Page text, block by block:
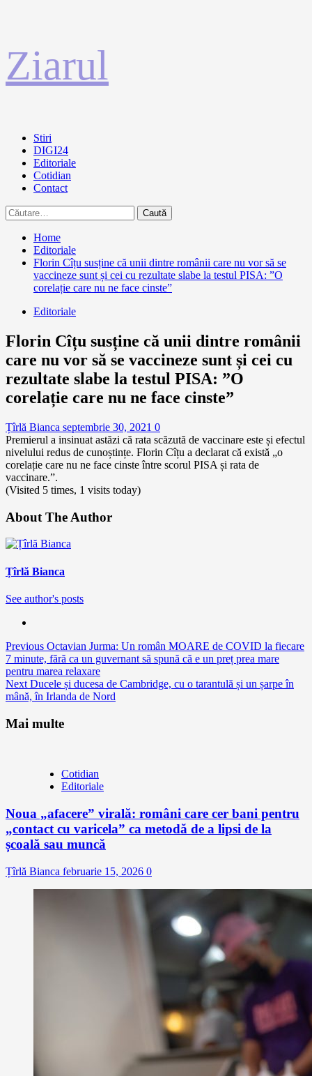
la
conținut
Ziarul
Primary
Menu
Stiri
DIGI24
Editoriale
Cotidian
Contact
Caută
după:
Home
Editoriale
Florin Cîțu susține că unii dintre românii care nu vor să se
vaccineze sunt și cei cu rezultate slabe la testul PISA: ”O
corelație care nu ne face cinste”
Editoriale
Florin Cîțu susține că unii dintre românii
care nu vor să se vaccineze sunt și cei cu
rezultate slabe la testul PISA: ”O
corelație care nu ne face cinste”
Țîrlă Bianca septembrie 30, 2021 0
Premierul a insinuat astăzi că rata scăzută de vaccinare este și efectul
nivelului redus de cunoștințe. Florin Cîțu a declarat că există „o
corelație care nu ne face cinste între scorul PISA și rata de
vaccinare.”.
(Visited 5 times, 1 visits today)
About The Author
Țîrlă Bianca
See author's posts
Continue
Reading
Previous Octavian Jurma: Un român MOARE de COVID la fiecare
7 minute, fără ca un guvernant să spună că e un preț prea mare
pentru marea relaxare
Next Ducele și ducesa de Cambridge, cu o tarantulă și un șarpe în
mână, în Irlanda de Nord
Mai multe
Cotidian
Editoriale
Noua „afacere” virală: români care cer bani pentru
„contact cu varicela” ca metodă de a lipsi de la
școală sau muncă
Țîrlă Bianca februarie 15, 2026 0